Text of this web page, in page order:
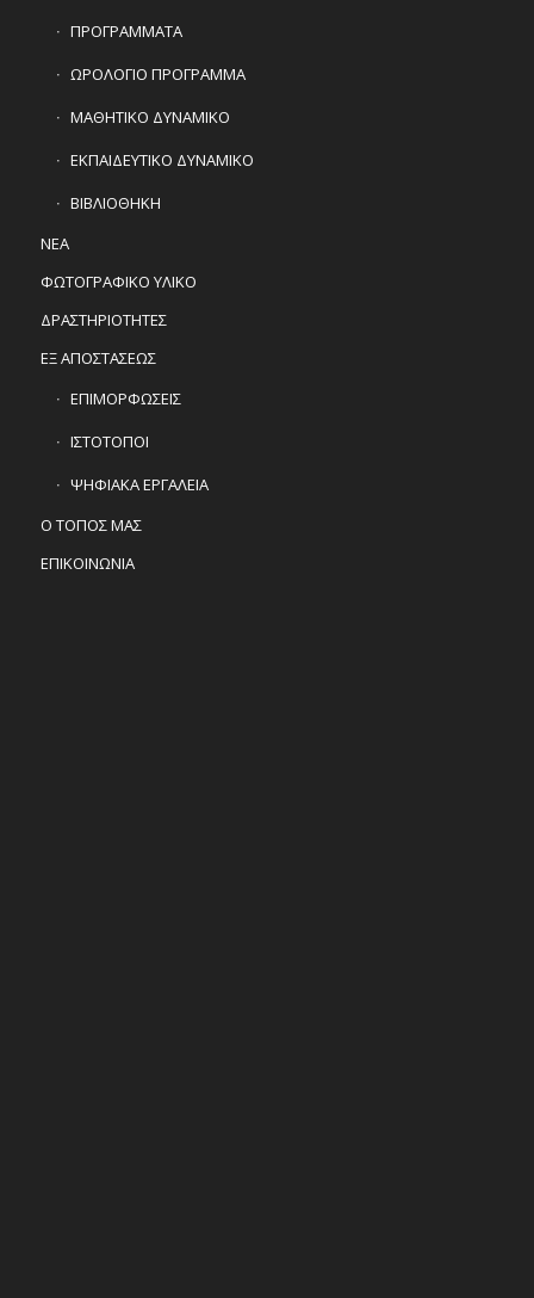
ΠΡΟΓΡΑΜΜΑΤΑ
ΩΡΟΛΟΓΙΟ ΠΡΟΓΡΑΜΜΑ
ΜΑΘΗΤΙΚΟ ΔΥΝΑΜΙΚΟ
ΕΚΠΑΙΔΕΥΤΙΚΟ ΔΥΝΑΜΙΚΟ
ΒΙΒΛΙΟΘΗΚΗ
ΝΕΑ
ΦΩΤΟΓΡΑΦΙΚΟ ΥΛΙΚΟ
ΔΡΑΣΤΗΡΙΟΤΗΤΕΣ
ΕΞ ΑΠΟΣΤΑΣΕΩΣ
ΕΠΙΜΟΡΦΩΣΕΙΣ
ΙΣΤΟΤΟΠΟΙ
ΨΗΦΙΑΚΑ ΕΡΓΑΛΕΙΑ
Ο ΤΟΠΟΣ ΜΑΣ
ΕΠΙΚΟΙΝΩΝΙΑ